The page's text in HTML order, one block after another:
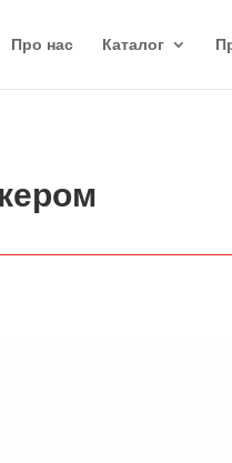
Про нас Каталог